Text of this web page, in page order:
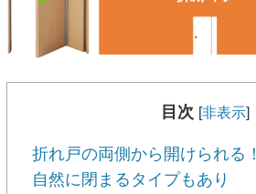
目次 [非表示]
折れ戸の両側から開けられる！
自然に閉まるタイプもあり